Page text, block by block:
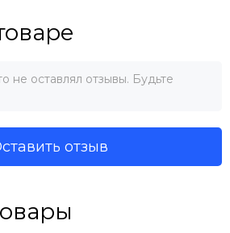
не оставлял отзывы. Будьте
отзыв